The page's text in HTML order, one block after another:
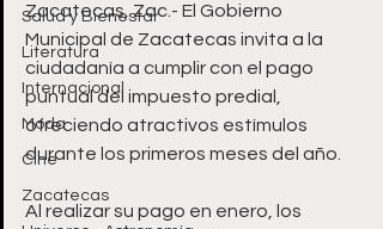
Salud y Bienestar
Literatura
Internacional
Moda
Cine
Zacatecas
Zacatecas, Zac.- El Gobierno
Municipal de Zacatecas invita a la
ciudadanía a cumplir con el pago
puntual del impuesto predial,
ofreciendo atractivos estímulos
durante los primeros meses del año.
Al realizar su pago en enero, los